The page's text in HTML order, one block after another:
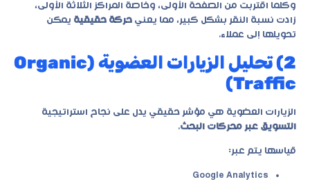
وكلما اقتربت من الصفحة الأولى، وخاصة المراكز الثلاثة الأولى،
زادت نسبة النقر بشكل كبير، مما يعني حركة حقيقية يمكن
تحويلها إلى عملاء.
2) تحليل الزيارات العضوية (Organic
Traffic)
الزيارات العضوية هي مؤشر حقيقي يدل على نجاح استراتيجية
التسويق عبر محركات البحث.
قياسها يتم عبر:
Google Analytics